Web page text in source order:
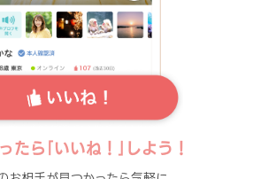
たら｢いいね！｣しよう！